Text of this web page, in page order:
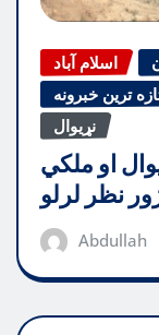
اسلام آباد
ترین خبرونه
نړیوال
او ملکي
نظر لرلو
Abdullah